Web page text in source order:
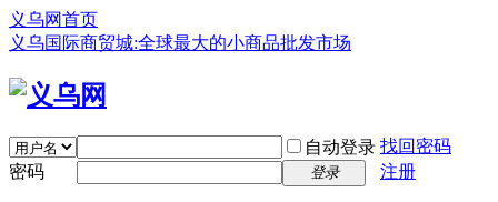
义乌网首页
义乌国际商贸城:全球最大的小商品批发市场
自动登录 找回密码
密码
登录 注册